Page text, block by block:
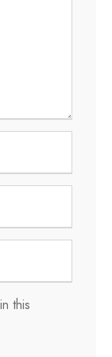
this